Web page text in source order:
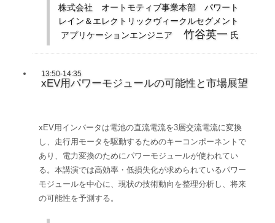
株式会社 オートモティブ事業本部 パワート
レイン＆エレクトリックヴィークルセグメント
アプリケーションエンジニア
竹谷英一 氏
13:50-14:35
xEV用パワーモジュールの可能性と市場展望
xEV用インバータは電池の直流電流を3層交流電流に変換
し、走行用モータを駆動するためのキーコンポーネントで
あり、電力変換のためにパワーモジュールが使われてい
る。本講演では高効率・低損失化が求められているパワー
モジュールを中心に、現状の技術動向を整理分析し、将来
の可能性を予測する。